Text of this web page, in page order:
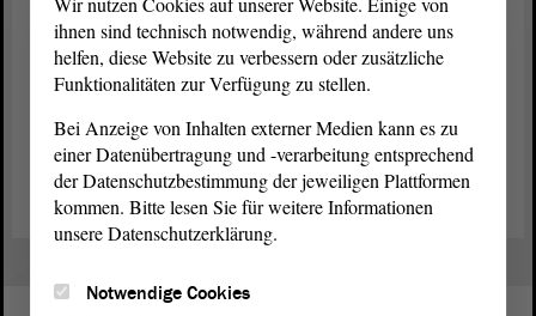
Zurück zur Landtagssitzung
ihnen sind technisch notwendig, während andere uns
helfen, diese Website zu verbessern oder zusätzliche
Funktionalitäten zur Verfügung zu stellen.
Bei Anzeige von Inhalten externer Medien kann es zu
einer Datenübertragung und -verarbeitung entsprechend
der Datenschutzbestimmung der jeweiligen Plattformen
kommen. Bitte lesen Sie für weitere Informationen
unsere Datenschutzerklärung.
Notwendige Cookies